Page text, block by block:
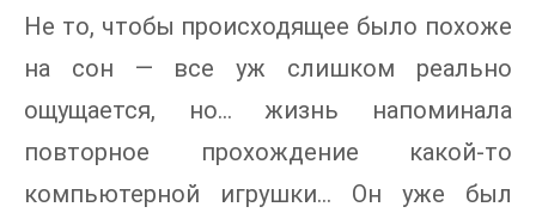
Не то, чтобы происходящее было похоже
на сон — все уж слишком реально
ощущается, но… жизнь напоминала
повторное прохождение какой-то
компьютерной игрушки… Он уже был